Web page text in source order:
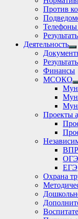
Против
Телефоны
Деятельность
Финансы
МСОКО
Проекты
ВПР
ОГЭ
ЕГЭ
Охрана